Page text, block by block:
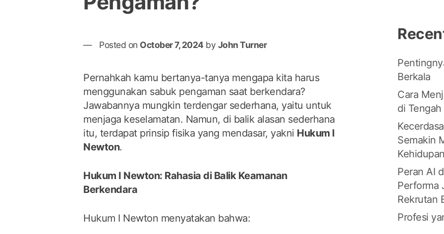
Posted on October 7, 2024 by John Turner
Pernahkah kamu bertanya-tanya mengapa kita harus
menggunakan sabuk pengaman saat berkendara?
Jawabannya mungkin terdengar sederhana, yaitu untuk
menjaga keselamatan. Namun, di balik alasan sederhana
itu, terdapat prinsip fisika yang mendasar, yakni Hukum I
Newton.
Hukum I Newton: Rahasia di Balik Keamanan
Berkendara
Hukum I Newton menyatakan bahwa:
Berkala
Cara
di
Semakin
Peran AI
Performa
Rekrutan
Profesi